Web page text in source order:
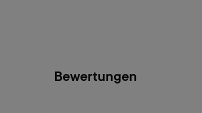
Bewertungen